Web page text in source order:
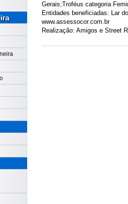
Gerais;Troféus categoria
Entidades beneficiadas: Lar
www.assessocor.com.br
Realização: Amigos e Street